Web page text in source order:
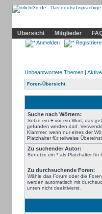
Übersicht
Mitglieder
Anmelden
Unbeantwortete Themen|
Foren-Übersicht
Suche nach Wörtern:
Setze ein +vor ein Wort, das
gefunden werden darf.
Klammer, wenn nur eines der
Platzhalter für teilweise
Zu suchender Autor:
Benutze ein * als Platzhalter für
Zu durchsuchende Foren:
Wähle das Forum oder die
werden automatisch mit
unten nicht deaktivierst.